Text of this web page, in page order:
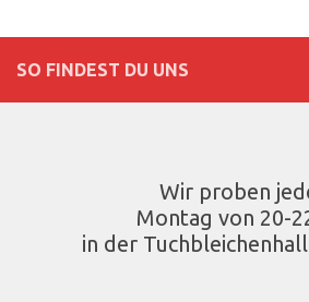
SO FINDEST DU UNS
Wir proben
Montag von 20-
in der